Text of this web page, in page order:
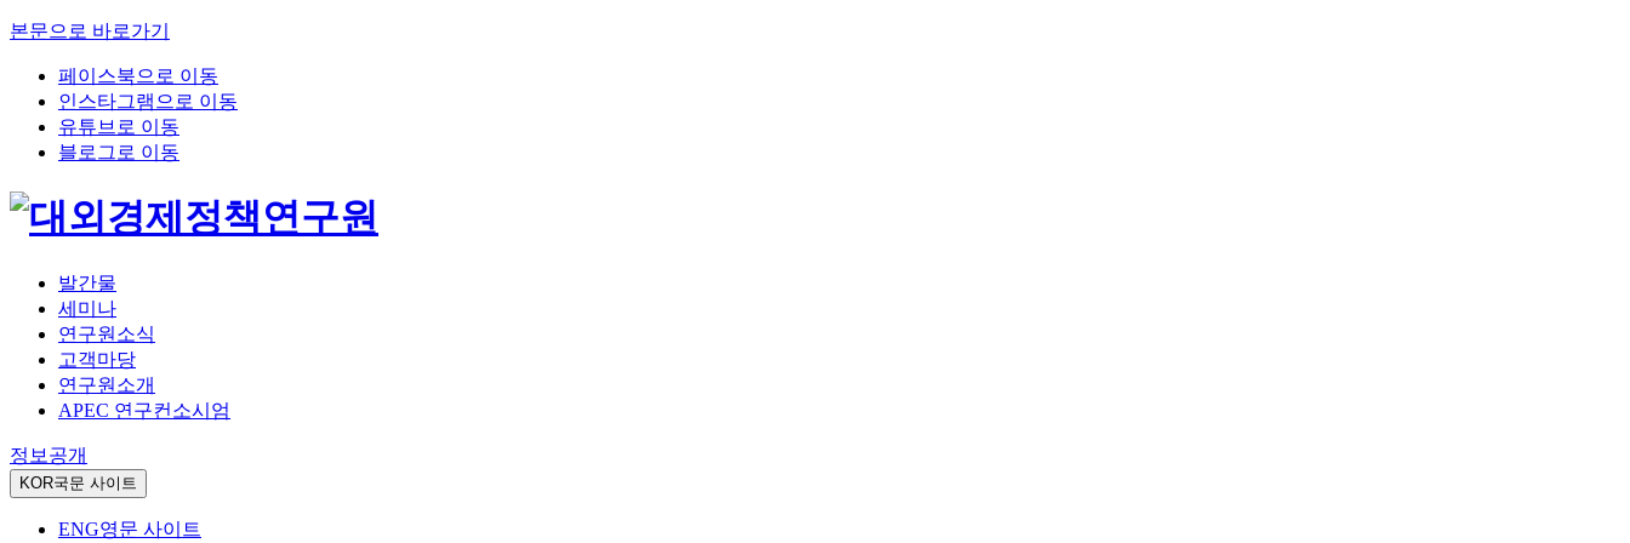
본문으로 바로가기
페이스북으로 이동
인스타그램으로 이동
유튜브로 이동
블로그로 이동
발간물
세미나
연구원소식
고객마당
연구원소개
APEC 연구컨소시엄
정보공개
KOR국문 사이트
ENG영문 사이트